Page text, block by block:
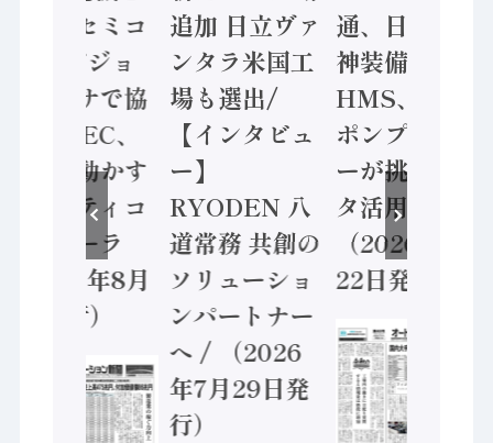
ソニーセミコ
ン AIビジョ
ンセンサで協
業 / IDEC、
安全に動かす
セーフティコ
ントローラ
（2026年8月
5日発行）
追加 日立ヴァ
ンタラ米国工
場も選出/
【インタビュ
ー】
RYODEN 八
道常務 共創の
ソリューショ
ンパートナー
へ / （2026
年7月29日発
行）
通、日立 / 兵
神装備 ×
HMS、老舗
ポンプメーカ
ーが挑むデー
タ活用 など
（2026年7月
22日発行）